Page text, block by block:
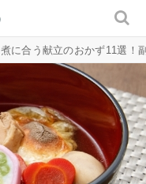
に合う献立のおかず11選！